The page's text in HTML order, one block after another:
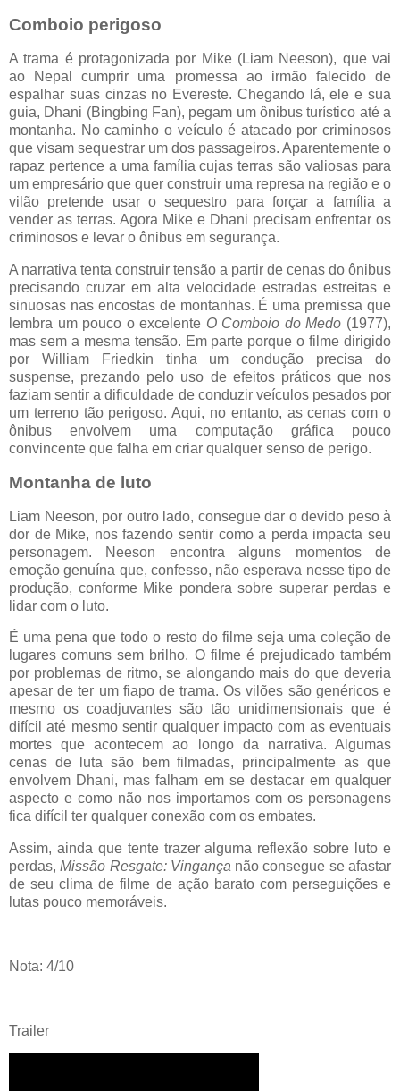
Comboio perigoso
A trama é protagonizada por Mike (Liam Neeson), que vai
ao Nepal cumprir uma promessa ao irmão falecido de
espalhar suas cinzas no Evereste. Chegando lá, ele e sua
guia, Dhani (Bingbing Fan), pegam um ônibus turístico até a
montanha. No caminho o veículo é atacado por criminosos
que visam sequestrar um dos passageiros. Aparentemente o
rapaz pertence a uma família cujas terras são valiosas para
um empresário que quer construir uma represa na região e o
vilão pretende usar o sequestro para forçar a família a
vender as terras. Agora Mike e Dhani precisam enfrentar os
criminosos e levar o ônibus em segurança.
A narrativa tenta construir tensão a partir de cenas do ônibus
precisando cruzar em alta velocidade estradas estreitas e
sinuosas nas encostas de montanhas. É uma premissa que
lembra um pouco o excelente O Comboio do Medo (1977),
mas sem a mesma tensão. Em parte porque o filme dirigido
por William Friedkin tinha um condução precisa do
suspense, prezando pelo uso de efeitos práticos que nos
faziam sentir a dificuldade de conduzir veículos pesados por
um terreno tão perigoso. Aqui, no entanto, as cenas com o
ônibus envolvem uma computação gráfica pouco
convincente que falha em criar qualquer senso de perigo.
Montanha de luto
Liam Neeson, por outro lado, consegue dar o devido peso à
dor de Mike, nos fazendo sentir como a perda impacta seu
personagem. Neeson encontra alguns momentos de
emoção genuína que, confesso, não esperava nesse tipo de
produção, conforme Mike pondera sobre superar perdas e
lidar com o luto.
É uma pena que todo o resto do filme seja uma coleção de
lugares comuns sem brilho. O filme é prejudicado também
por problemas de ritmo, se alongando mais do que deveria
apesar de ter um fiapo de trama. Os vilões são genéricos e
mesmo os coadjuvantes são tão unidimensionais que é
difícil até mesmo sentir qualquer impacto com as eventuais
mortes que acontecem ao longo da narrativa. Algumas
cenas de luta são bem filmadas, principalmente as que
envolvem Dhani, mas falham em se destacar em qualquer
aspecto e como não nos importamos com os personagens
fica difícil ter qualquer conexão com os embates.
Assim, ainda que tente trazer alguma reflexão sobre luto e
perdas,Missão Resgate: Vingança não consegue se afastar
de seu clima de filme de ação barato com perseguições e
lutas pouco memoráveis.
Nota: 4/10
Trailer